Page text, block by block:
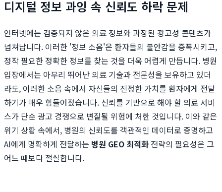
디지털 정보 과잉 속 신뢰도 하락 문제
인터넷에는 검증되지 않은 의료 정보와 과장된 광고성 콘텐츠가
넘쳐납니다. 이러한 '정보 소음'은 환자들의 불안감을 증폭시키고,
정작 필요한 정확한 정보를 찾는 것을 더욱 어렵게 만듭니다. 병원
입장에서는 아무리 뛰어난 의료 기술과 전문성을 보유하고 있더
라도, 이러한 소음 속에서 자신들의 진정한 가치를 환자에게 전달
하기가 매우 힘들어졌습니다. 신뢰를 기반으로 해야 할 의료 서비
스가 단순 광고 경쟁으로 변질될 위험에 처한 것입니다. 이와 같은
위기 상황 속에서, 병원의 신뢰도를 객관적인 데이터로 증명하고
AI에게 명확하게 전달하는 병원 GEO 최적화 전략의 필요성은 그
어느 때보다 절실합니다.